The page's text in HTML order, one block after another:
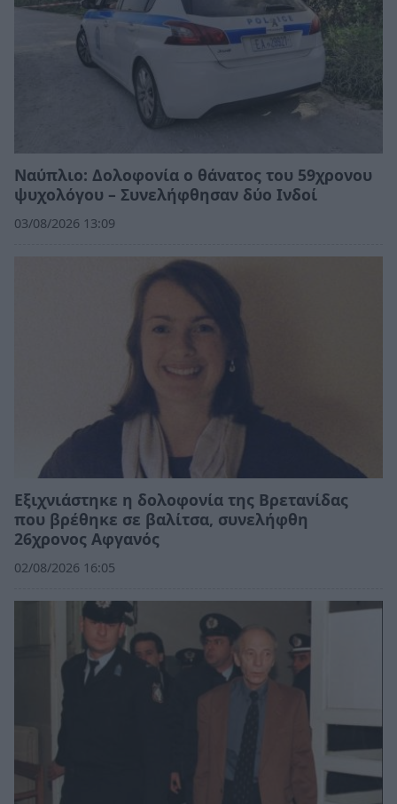
Ναύπλιο: Δολοφονία ο θάνατος του 59χρονου
ψυχολόγου – Συνελήφθησαν δύο Ινδοί
03/08/2026 13:09
Εξιχνιάστηκε η δολοφονία της Βρετανίδας
που βρέθηκε σε βαλίτσα, συνελήφθη
26χρονος Αφγανός
02/08/2026 16:05